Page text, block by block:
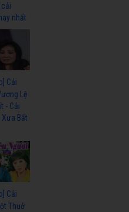
nhất
Cải
Lệ
- Cải
Xưa Bất
Cải
Thuở